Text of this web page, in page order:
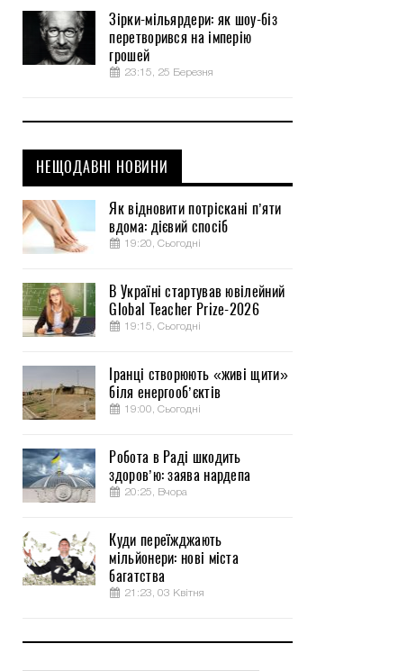
Зірки-мільярдери: як шоу-біз
перетворився на імперію
грошей
23:15, 25 Березня
НЕЩОДАВНІ НОВИНИ
Як відновити потріскані п’яти
вдома: дієвий спосіб
19:20, Сьогодні
В Україні стартував ювілейний
Global Teacher Prize-2026
19:15, Сьогодні
Іранці створюють «живі щити»
біля енергооб’єктів
19:00, Сьогодні
Робота в Раді шкодить
здоров’ю: заява нардепа
20:25, Вчора
Куди переїжджають
мільйонери: нові міста
багатства
21:23, 03 Квітня